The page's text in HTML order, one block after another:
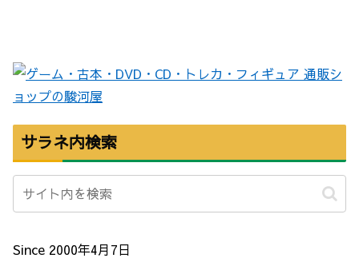
サラネ内検索
Since 2000年4月7日